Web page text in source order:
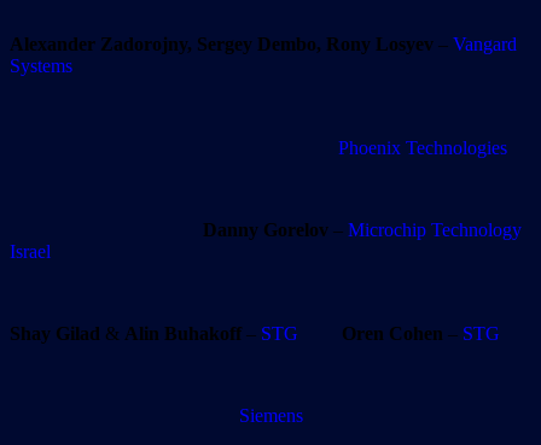
Alexander Zadorojny, Sergey Dembo, Rony Losyev – Vangard
Systems
Phoenix Technologies
Danny Gorelov – Microchip Technology
Israel
Shay Gilad & Alin Buhakoff – STG Oren Cohen – STG
Siemens